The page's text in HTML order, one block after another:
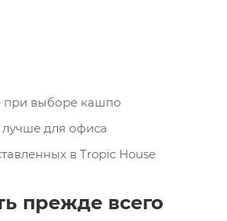
при выборе кашпо
для офиса
в Tropic House
прежде всего